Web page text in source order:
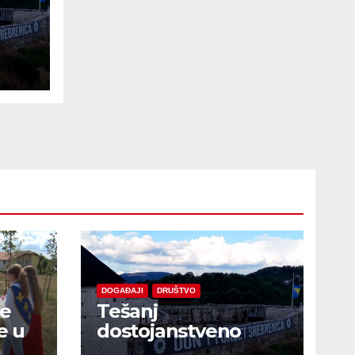
u
DOGAĐAJI DRUŠTVO
Tešanj
dostojanstveno